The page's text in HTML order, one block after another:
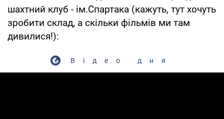
шахтний клуб - ім.Спартака (кажуть, тут хочуть
зробити склад, а скільки фільмів ми там
дивилися!):
Відео дня